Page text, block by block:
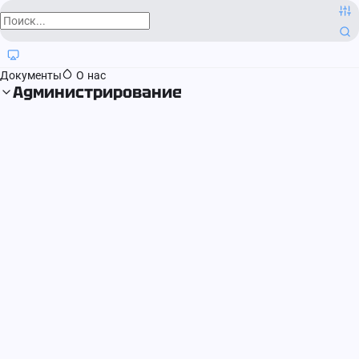
О компании
Контактная информация
Документы
О нас
Администрирование